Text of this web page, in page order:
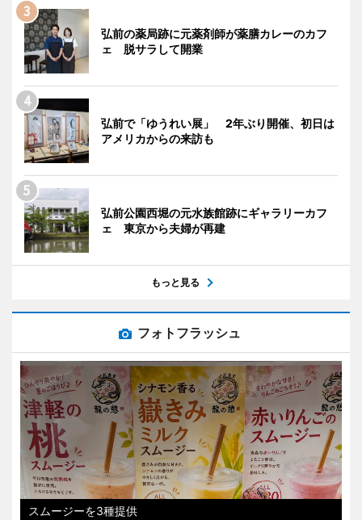
弘前の薬局跡に元薬剤師が薬膳カレーのカフ
ェ 脱サラして開業
弘前で「ゆうれい展」 2年ぶり開催、初日は
アメリカからの来訪も
弘前公園西堀の元水族館跡にギャラリーカフ
ェ 東京から夫婦が再建
もっと見る
フォトフラッシュ
スムージーを3種提供